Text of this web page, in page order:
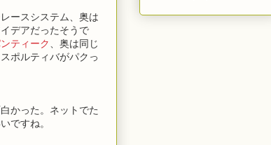
ースシステム、奥は
デアだったそうで
ティーク
、奥は同じ
ポルティバがパクっ
かった。ネットでた
ですね。